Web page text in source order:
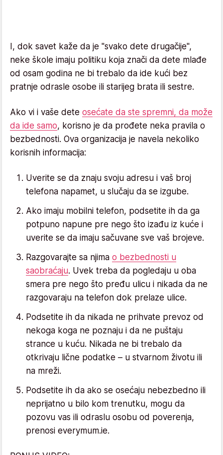
I, dok savet kaže da je "svako dete drugačije",
neke škole imaju politiku koja znači da dete mlađe
od osam godina ne bi trebalo da ide kući bez
pratnje odrasle osobe ili starijeg brata ili sestre.
Ako vi i vaše dete osećate da ste spremni, da može
da ide samo, korisno je da prođete neka pravila o
bezbednosti. Ova organizacija je navela nekoliko
korisnih informacija:
Uverite se da znaju svoju adresu i vaš broj
telefona napamet, u slučaju da se izgube.
Ako imaju mobilni telefon, podsetite ih da ga
potpuno napune pre nego što izađu iz kuće i
uverite se da imaju sačuvane sve vaš brojeve.
Razgovarajte sa njima o bezbednosti u
saobraćaju. Uvek treba da pogledaju u oba
smera pre nego što pređu ulicu i nikada da ne
razgovaraju na telefon dok prelaze ulice.
Podsetite ih da nikada ne prihvate prevoz od
nekoga koga ne poznaju i da ne puštaju
strance u kuću. Nikada ne bi trebalo da
otkrivaju lične podatke – u stvarnom životu ili
na mreži.
Podsetite ih da ako se osećaju nebezbedno ili
neprijatno u bilo kom trenutku, mogu da
pozovu vas ili odraslu osobu od poverenja,
prenosi everymum.ie.